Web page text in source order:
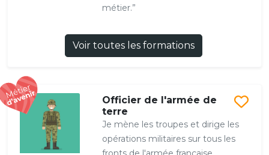
métier.”
Voir toutes les formations
Officier de l'armée de
terre
Je mène les troupes et dirige les
opérations militaires sur tous les